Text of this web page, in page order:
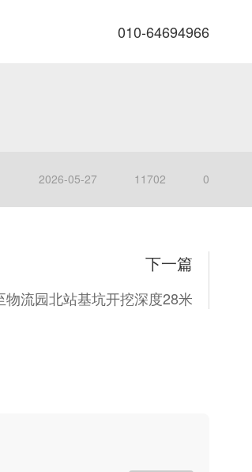
010-64694966
2026-05-27 11702 0
下一篇
物流园北站基坑开挖深度28米